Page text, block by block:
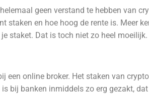
geen verstand te hebben van
en hoe hoog de rente is. Meer
staket. Dat is toch niet zo heel moeilijk.
een online broker. Het staken van
bij banken inmiddels zo erg gezakt,